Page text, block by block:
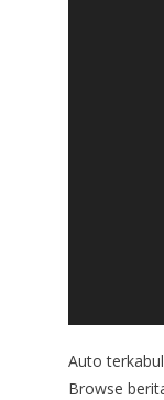
Auto terkabul
Browse